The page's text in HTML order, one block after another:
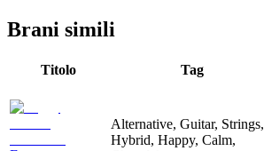
Brani simili
Titolo Tag
Alternative, Guitar, Strings,
Hybrid, Happy, Calm,